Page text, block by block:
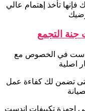
فإنها تأخذ إهتمام عالي
جنة التجمع
في الخصوص مع
اصلية
تضمن لك كفاءة عمل
اجهزة تكييفات اندست